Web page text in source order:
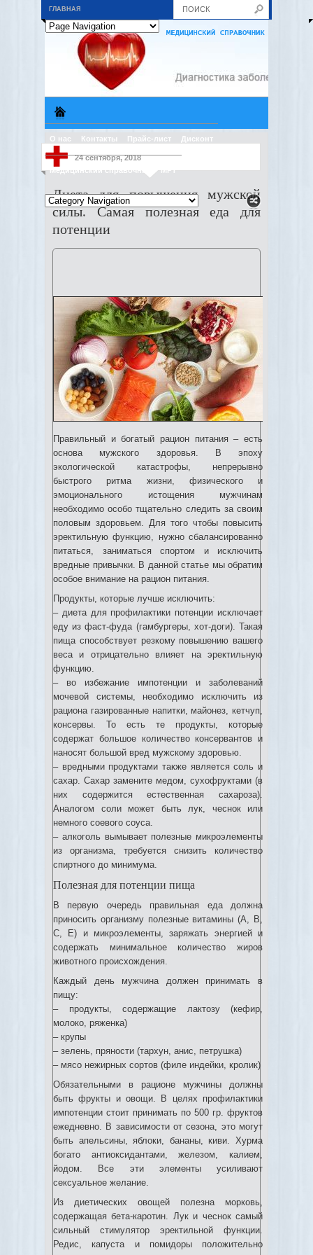
ГЛАВНАЯ
О нас Контакты Прайс-лист Дисконт
Медицинский справочник МРТ
24 сентября, 2018
Диета для повышения мужской
силы. Самая полезная еда для
потенции
Правильный и богатый рацион питания – есть
основа мужского здоровья. В эпоху
экологической катастрофы, непрерывно
быстрого ритма жизни, физического и
эмоционального истощения мужчинам
необходимо особо тщательно следить за своим
половым здоровьем. Для того чтобы повысить
эректильную функцию, нужно сбалансированно
питаться, заниматься спортом и исключить
вредные привычки. В данной статье мы обратим
особое внимание на рацион питания.
Продукты, которые лучше исключить:
– диета для профилактики потенции исключает
еду из фаст-фуда (гамбургеры, хот-доги). Такая
пища способствует резкому повышению вашего
веса и отрицательно влияет на эректильную
функцию.
– во избежание импотенции и заболеваний
мочевой системы, необходимо исключить из
рациона газированные напитки, майонез, кетчуп,
консервы. То есть те продукты, которые
содержат большое количество консервантов и
наносят большой вред мужскому здоровью.
– вредными продуктами также является соль и
сахар. Сахар замените медом, сухофруктами (в
них содержится естественная сахароза).
Аналогом соли может быть лук, чеснок или
немного соевого соуса.
– алкоголь вымывает полезные микроэлементы
из организма, требуется снизить количество
спиртного до минимума.
Полезная для потенции пища
В первую очередь правильная еда должна
приносить организму полезные витамины (А, В,
С, Е) и микроэлементы, заряжать энергией и
содержать минимальное количество жиров
животного происхождения.
Каждый день мужчина должен принимать в
пищу:
– продукты, содержащие лактозу (кефир,
молоко, ряженка)
– крупы
– зелень, пряности (тархун, анис, петрушка)
– мясо нежирных сортов (филе индейки, кролик)
Обязательными в рационе мужчины должны
быть фрукты и овощи. В целях профилактики
импотенции стоит принимать по 500 гр. фруктов
ежедневно. В зависимости от сезона, это могут
быть апельсины, яблоки, бананы, киви. Хурма
богато антиоксидантами, железом, калием,
йодом. Все эти элементы усиливают
сексуальное желание.
Из диетических овощей полезна морковь,
содержащая бета-каротин. Лук и чеснок самый
сильный стимулятор эректильной функции.
Редис, капуста и помидоры положительно